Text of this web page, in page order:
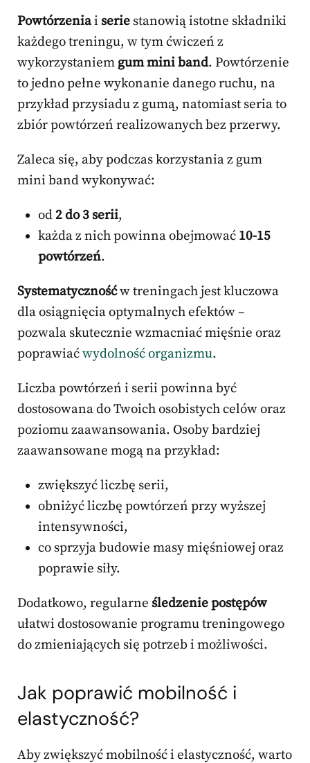
Powtórzeniai serie stanowią istotne składniki
każdego treningu, w tym ćwiczeń z
wykorzystaniem gum mini band. Powtórzenie
to jedno pełne wykonanie danego ruchu, na
przykład przysiadu z gumą, natomiast seria to
zbiór powtórzeń realizowanych bez przerwy.
Zaleca się, aby podczas korzystania z gum
mini band wykonywać:
od 2 do 3 serii,
każda z nich powinna obejmować 10-15
powtórzeń.
Systematycznośćw treningach jest kluczowa
dla osiągnięcia optymalnych efektów –
pozwala skutecznie wzmacniać mięśnie oraz
poprawiaćwydolność organizmu.
Liczba powtórzeń i serii powinna być
dostosowana do Twoich osobistych celów oraz
poziomu zaawansowania. Osoby bardziej
zaawansowane mogą na przykład:
zwiększyć liczbę serii,
obniżyć liczbę powtórzeń przy wyższej
intensywności,
co sprzyja budowie masy mięśniowej oraz
poprawie siły.
Dodatkowo, regularne śledzenie postępów
ułatwi dostosowanie programu treningowego
do zmieniających się potrzeb i możliwości.
Jak poprawić mobilność i
elastyczność?
Aby zwiększyć mobilność i elastyczność, warto